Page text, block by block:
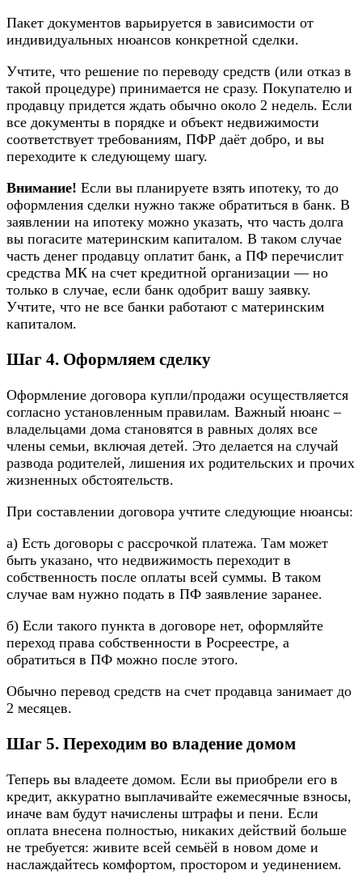
Пакет документов варьируется в зависимости от
индивидуальных нюансов конкретной сделки.
Учтите, что решение по переводу средств (или отказ в
такой процедуре) принимается не сразу. Покупателю и
продавцу придется ждать обычно около 2 недель. Если
все документы в порядке и объект недвижимости
соответствует требованиям, ПФР даёт добро, и вы
переходите к следующему шагу.
Внимание! Если вы планируете взять ипотеку, то до
оформления сделки нужно также обратиться в банк. В
заявлении на ипотеку можно указать, что часть долга
вы погасите материнским капиталом. В таком случае
часть денег продавцу оплатит банк, а ПФ перечислит
средства МК на счет кредитной организации — но
только в случае, если банк одобрит вашу заявку.
Учтите, что не все банки работают с материнским
капиталом.
Шаг 4. Оформляем сделку
Оформление договора купли/продажи осуществляется
согласно установленным правилам. Важный нюанс –
владельцами дома становятся в равных долях все
члены семьи, включая детей. Это делается на случай
развода родителей, лишения их родительских и прочих
жизненных обстоятельств.
При составлении договора учтите следующие нюансы:
а) Есть договоры с рассрочкой платежа. Там может
быть указано, что недвижимость переходит в
собственность после оплаты всей суммы. В таком
случае вам нужно подать в ПФ заявление заранее.
б) Если такого пункта в договоре нет, оформляйте
переход права собственности в Росреестре, а
обратиться в ПФ можно после этого.
Обычно перевод средств на счет продавца занимает до
2 месяцев.
Шаг 5. Переходим во владение домом
Теперь вы владеете домом. Если вы приобрели его в
кредит, аккуратно выплачивайте ежемесячные взносы,
иначе вам будут начислены штрафы и пени. Если
оплата внесена полностью, никаких действий больше
не требуется: живите всей семьёй в новом доме и
наслаждайтесь комфортом, простором и уединением.